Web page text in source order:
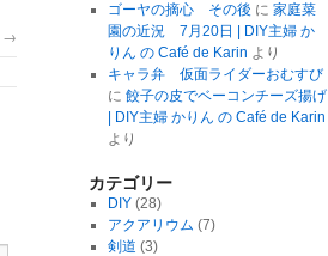
→
ゴーヤの摘心 その後 に 家庭菜
園の近況 7月20日 | DIY主婦 か
りん の Café de Karin より
キャラ弁 仮面ライダーおむすび
に 餃子の皮でベーコンチーズ揚げ
| DIY主婦 かりん の Café de Karin
より
カテゴリー
DIY(28)
アクアリウム (7)
剣道 (3)